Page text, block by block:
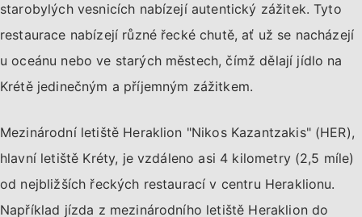
starobylých vesnicích nabízejí autentický zážitek. Tyto
restaurace nabízejí různé řecké chutě, ať už se nacházejí
u oceánu nebo ve starých městech, čímž dělají jídlo na
Krétě jedinečným a příjemným zážitkem.
Mezinárodní letiště Heraklion "Nikos Kazantzakis" (HER),
hlavní letiště Kréty, je vzdáleno asi 4 kilometry (2,5 míle)
od nejbližších řeckých restaurací v centru Heraklionu.
Například jízda z mezinárodního letiště Heraklion do